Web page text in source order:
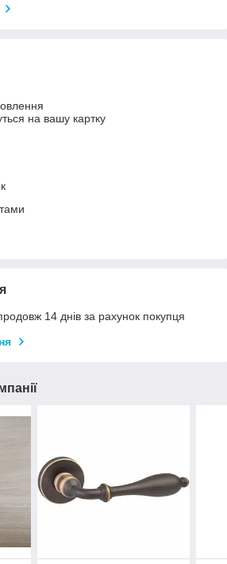
на вашу картку
14 днів за рахунок покупця